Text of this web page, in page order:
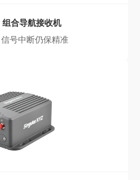
组合导航接收机
号中断仍保精准